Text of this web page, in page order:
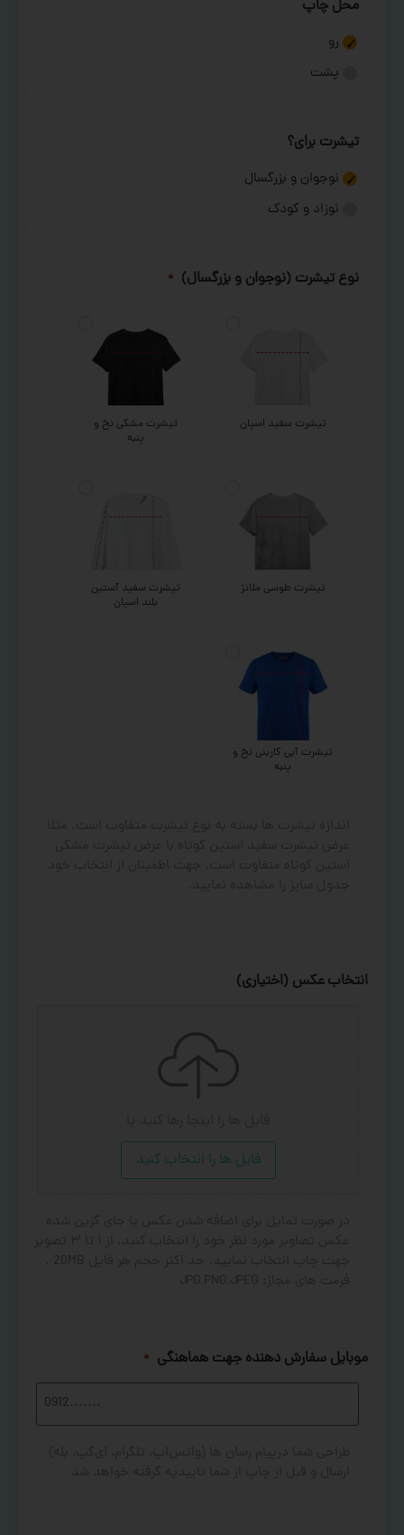
محل چاپ
رو
پشت
تیشرت برای؟
نوجوان و بزرگسال
نوزاد و کودک
نوع تیشرت (نوجوان و بزرگسال) *
تیشرت سفید اسپان
تیشرت مشکی نخ و
پنبه
تیشرت طوسی ملانژ
تیشرت سفید آستین
بلند اسپان
تیشرت آبی کاربنی نخ و
پنبه
انتخاب عکس (اختیاری)
فایل ها را انتخاب کنید
موبایل سفارش دهنده جهت هماهنگی *